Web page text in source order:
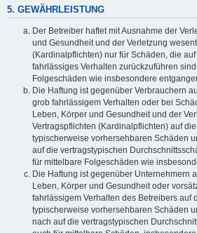
5. GEWÄHRLEISTUNG
Der Betreiber haftet mit Ausnahme der
und Gesundheit und der Verletzung
(Kardinalpflichten) nur für Schäden, die
fahrlässiges Verhalten zurückzuführen
Folgeschäden wie insbesondere
Die Haftung ist gegenüber Verbrauchern
grob fahrlässigem Verhalten oder bei
Leben, Körper und Gesundheit und der
Vertragspflichten (Kardinalpflichten) auf
typischerweise vorhersehbaren Schäden
auf die vertragstypischen
für mittelbare Folgeschäden wie
Die Haftung ist gegenüber Unternehmern
Leben, Körper und Gesundheit oder
fahrlässigem Verhalten des Betreibers auf
typischerweise vorhersehbaren Schäden
nach auf die vertragstypischen